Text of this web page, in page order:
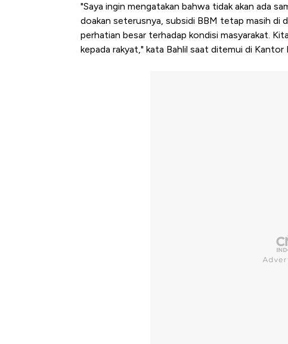
"Saya ingin mengatakan bahwa tidak akan ada
doakan seterusnya, subsidi BBM tetap masih di
perhatian besar terhadap kondisi masyarakat.
kepada rakyat," kata Bahlil saat ditemui di